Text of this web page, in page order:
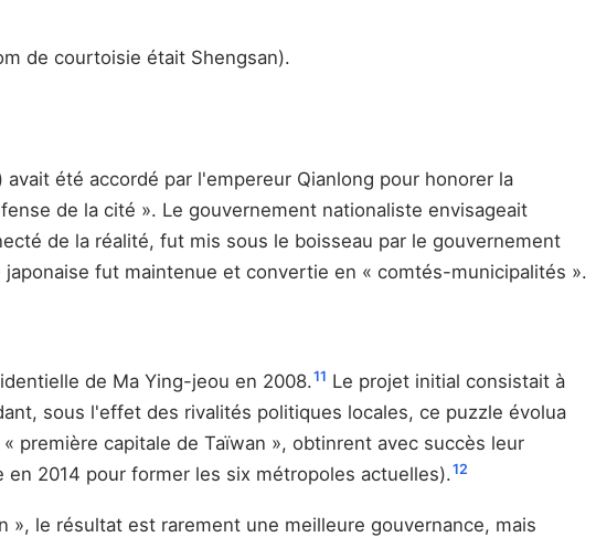
de courtoisie était Shengsan).
avait été accordé par l'empereur Qianlong pour honorer la
de la cité ». Le gouvernement nationaliste envisageait
de la réalité, fut mis sous le boisseau par le gouvernement
fut maintenue et convertie en « comtés-municipalités ».
de Ma Ying-jeou en 2008.11 Le projet initial consistait à
sous l'effet des rivalités politiques locales, ce puzzle évolua
première capitale de Taïwan », obtinrent avec succès leur
2014 pour former les six métropoles actuelles).12
le résultat est rarement une meilleure gouvernance, mais